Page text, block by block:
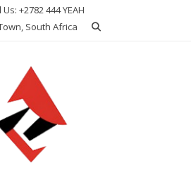
Us: +2782 444 YEAH
South Africa